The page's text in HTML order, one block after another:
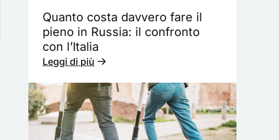
Quanto costa davvero fare il
pieno in Russia: il confronto
con l’Italia
Leggi di più